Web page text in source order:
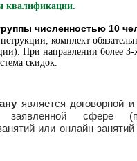
квалификации.
численностью 10
комплект
При направлении более 3-
скидок.
является договорной
сфере
или онлайн